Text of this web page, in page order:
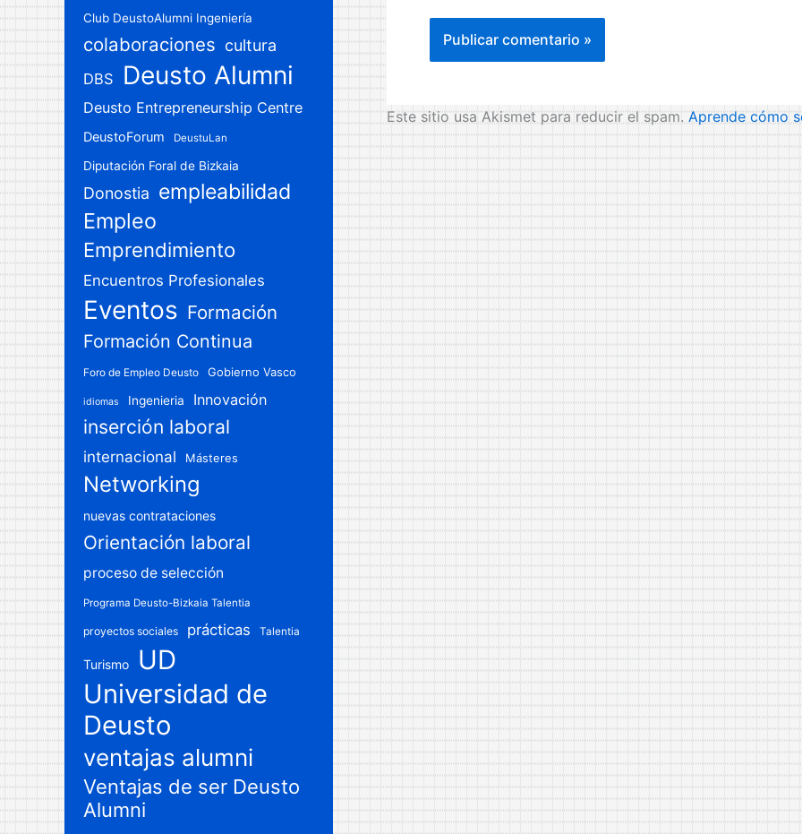
Club DeustoAlumni Ingeniería
colaboraciones cultura
DBS Deusto Alumni
Deusto Entrepreneurship Centre
DeustoForum DeustuLan
Diputación Foral de Bizkaia
Donostia empleabilidad
Empleo
Emprendimiento
Encuentros Profesionales
Eventos Formación
Formación Continua
Foro de Empleo Deusto Gobierno Vasco
idiomas Ingenieria Innovación
inserción laboral
internacional Másteres
Networking
nuevas contrataciones
Orientación laboral
proceso de selección
Programa Deusto-Bizkaia Talentia
proyectos sociales prácticas Talentia
Turismo
UD
Universidad de
Deusto
ventajas alumni
Ventajas de ser Deusto
Alumni
Este sitio usa Akismet para reducir el spam.Aprende cómo